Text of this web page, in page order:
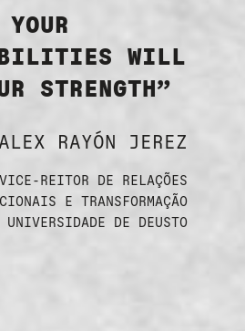
WILL
STRENGTH”
ALEX RAYÓN JEREZ
VICE-REITOR DE RELAÇÕES
E TRANSFORMAÇÃO
DE DEUSTO